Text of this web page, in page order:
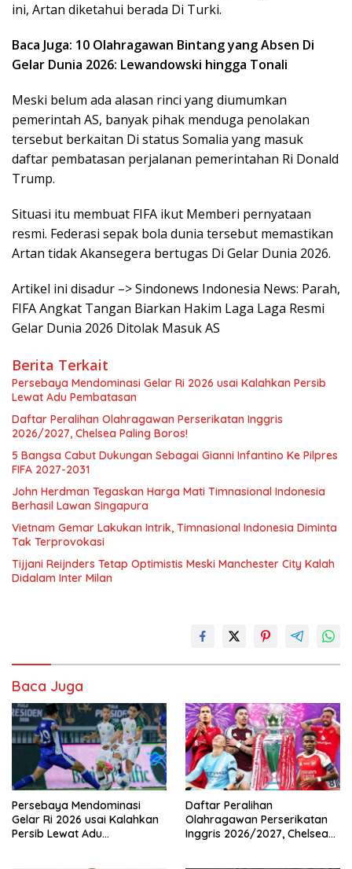
ini, Artan diketahui berada Di Turki.
Baca Juga: 10 Olahragawan Bintang yang Absen Di
Gelar Dunia 2026: Lewandowski hingga Tonali
Meski belum ada alasan rinci yang diumumkan
pemerintah AS, banyak pihak menduga penolakan
tersebut berkaitan Di status Somalia yang masuk
daftar pembatasan perjalanan pemerintahan Ri Donald
Trump.
Situasi itu membuat FIFA ikut Memberi pernyataan
resmi. Federasi sepak bola dunia tersebut memastikan
Artan tidak Akansegera bertugas Di Gelar Dunia 2026.
Artikel ini disadur –> Sindonews Indonesia News: Parah,
FIFA Angkat Tangan Biarkan Hakim Laga Laga Resmi
Gelar Dunia 2026 Ditolak Masuk AS
Berita Terkait
Persebaya Mendominasi Gelar Ri 2026 usai Kalahkan Persib
Lewat Adu Pembatasan
Daftar Peralihan Olahragawan Perserikatan Inggris
2026/2027, Chelsea Paling Boros!
5 Bangsa Cabut Dukungan Sebagai Gianni Infantino Ke Pilpres
FIFA 2027-2031
John Herdman Tegaskan Harga Mati Timnasional Indonesia
Berhasil Lawan Singapura
Vietnam Gemar Lakukan Intrik, Timnasional Indonesia Diminta
Tak Terprovokasi
Tijjani Reijnders Tetap Optimistis Meski Manchester City Kalah
Didalam Inter Milan
Baca Juga
Persebaya Mendominasi
Gelar Ri 2026 usai Kalahkan
Persib Lewat Adu
Daftar Peralihan
Olahragawan Perserikatan
Inggris 2026/2027, Chelsea